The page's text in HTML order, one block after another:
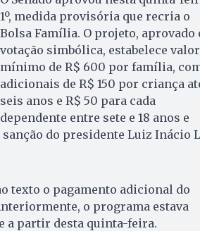
1º, medida provisória que recria o
Bolsa Família. O projeto, aprovado
votação simbólica, estabelece valor
mínimo de R$ 600 por família,
adicionais de R$ 150 por criança
seis anos e R$ 50 para cada
dependente entre sete e 18 anos e
do presidente Luiz Inácio
texto o pagamento adicional do
o programa estava
a partir desta quinta-feira.